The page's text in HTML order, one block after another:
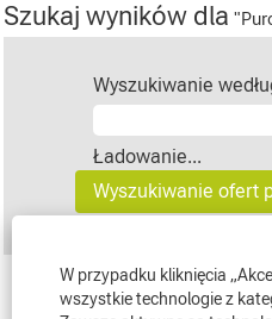
W przypadku kliknięcia
wszystkie technologie z
Szukaj wyników dla
Wyszukiwanie
Ładowanie...
Wyniki1 – 1z1